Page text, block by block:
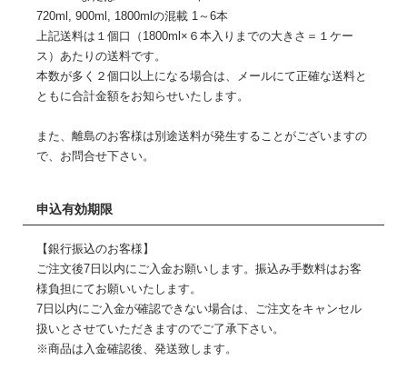
720ml, 900ml, 1800mlの混載 1～6本
上記送料は１個口（1800ml×６本入りまでの大きさ＝１ケー
ス）あたりの送料です。
本数が多く２個口以上になる場合は、メールにて正確な送料と
ともに合計金額をお知らせいたします。
また、離島のお客様は別途送料が発生することがございますの
で、お問合せ下さい。
申込有効期限
【銀行振込のお客様】
ご注文後7日以内にご入金お願いします。振込み手数料はお客
様負担にてお願いいたします。
7日以内にご入金が確認できない場合は、ご注文をキャンセル
扱いとさせていただきますのでご了承下さい。
※商品は入金確認後、発送致します。